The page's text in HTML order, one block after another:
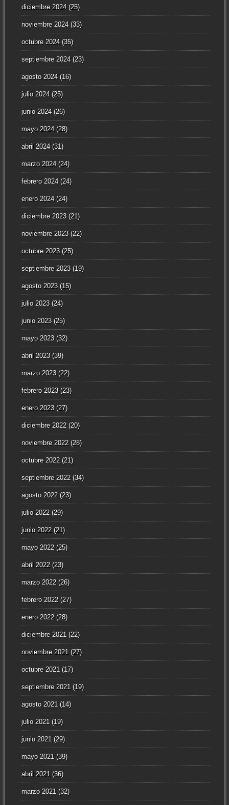
diciembre 2024(25)
noviembre 2024(33)
octubre 2024(35)
septiembre 2024(23)
agosto 2024(16)
julio 2024(25)
junio 2024(26)
mayo 2024(28)
abril 2024(31)
marzo 2024(24)
febrero 2024(24)
enero 2024(24)
diciembre 2023(21)
noviembre 2023(22)
octubre 2023(25)
septiembre 2023(19)
agosto 2023(15)
julio 2023(24)
junio 2023(25)
mayo 2023(32)
abril 2023(39)
marzo 2023(22)
febrero 2023(23)
enero 2023(27)
diciembre 2022(20)
noviembre 2022(28)
octubre 2022(21)
septiembre 2022(34)
agosto 2022(23)
julio 2022(29)
junio 2022(21)
mayo 2022(25)
abril 2022(23)
marzo 2022(26)
febrero 2022(27)
enero 2022(28)
diciembre 2021 (22)
noviembre 2021 (27)
octubre 2021 (17)
septiembre 2021 (19)
agosto 2021 (14)
julio 2021 (19)
junio 2021 (29)
mayo 2021 (39)
abril 2021 (36)
marzo 2021 (32)